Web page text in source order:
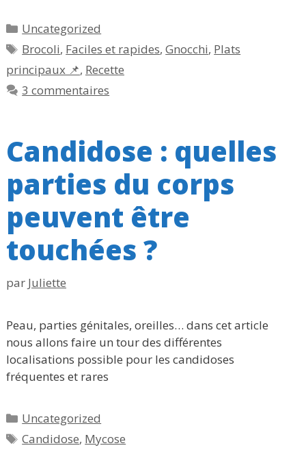
Catégories
Uncategorized
Étiquettes
Brocoli, Faciles et rapides,Gnocchi, Plats
principaux 📌, Recette
3 commentaires
Candidose : quelles
parties du corps
peuvent être
touchées ?
par Juliette
Peau, parties génitales, oreilles… dans cet article
nous allons faire un tour des différentes
localisations possible pour les candidoses
fréquentes et rares
Catégories
Uncategorized
Étiquettes
Candidose, Mycose